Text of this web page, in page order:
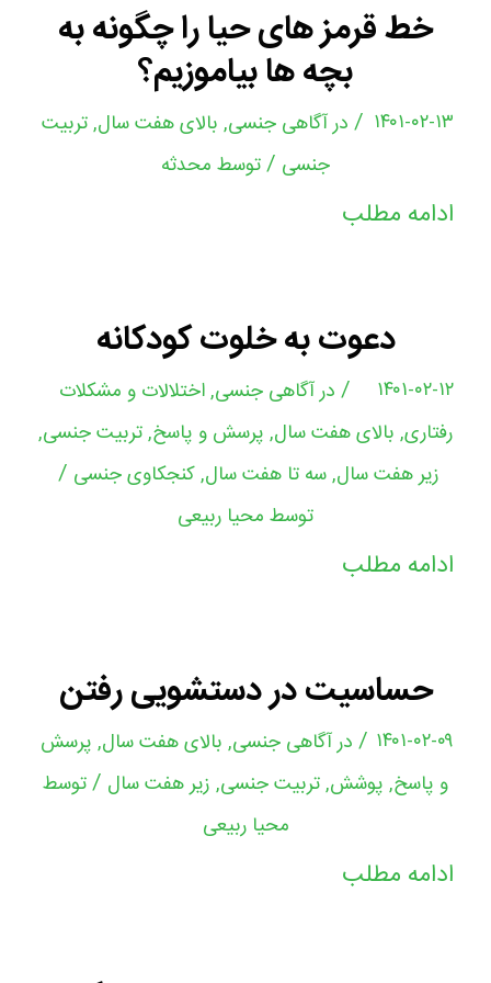
خط قرمز های حیا را چگونه به
بچه ها بیاموزیم؟
۱۴۰۱-۰۲-۱۳ / درآگاهی جنسی, بالای هفت سال,تربیت
جنسی /توسط محدثه
ادامه مطلب
دعوت به خلوت کودکانه
۱۴۰۱-۰۲-۱۲ / درآگاهی جنسی,اختلالات و مشکلات
رفتاری, بالای هفت سال, پرسش و پاسخ,تربیت جنسی,
زیر هفت سال,سه تا هفت سال,کنجکاوی جنسی /
توسط محیا ربیعی
ادامه مطلب
حساسیت در دستشویی رفتن
۱۴۰۱-۰۲-۰۹ / درآگاهی جنسی, بالای هفت سال, پرسش
و پاسخ, پوشش,تربیت جنسی, زیر هفت سال /توسط
محیا ربیعی
ادامه مطلب